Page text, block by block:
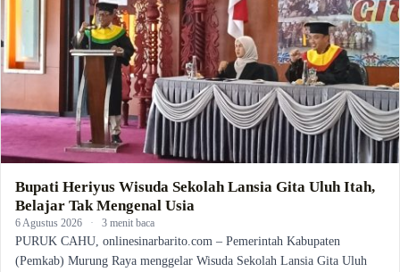
Bupati Heriyus Wisuda Sekolah Lansia Gita Uluh Itah,
Belajar Tak Mengenal Usia
6 Agustus 2026 · 3 menit baca
PURUK CAHU, onlinesinarbarito.com – Pemerintah Kabupaten
(Pemkab) Murung Raya menggelar Wisuda Sekolah Lansia Gita Uluh